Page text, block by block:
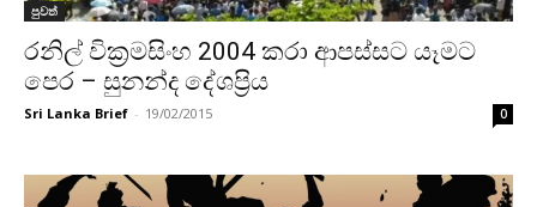
පුවත්
රනිල් වික්‍රමසිංහ 2004 කරා ආපස්සට යෑමට
පෙර – සුනන්ද දේශප්‍රිය
Sri Lanka Brief - 19/02/2015 0